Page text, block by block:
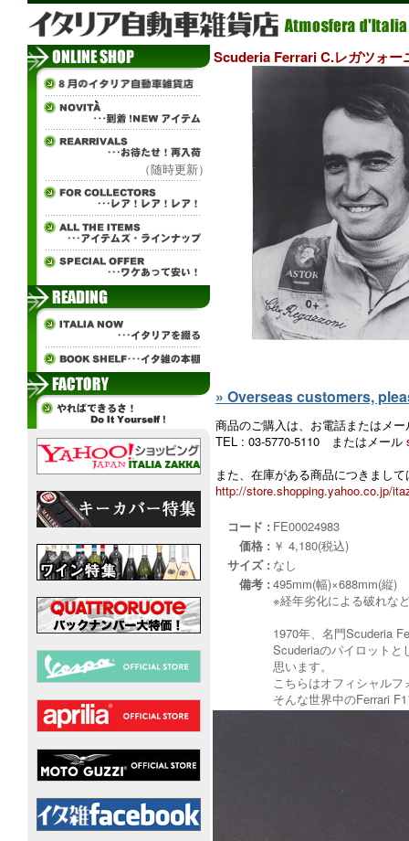
（随時更新）
Scuderia Ferrari C.レガツォー
» Overseas customers,
商品のご購入は、お電話またはメ
TEL : 03-5770-5110 またはメール
また、在庫がある商品につきまし
http://store.shopping.yahoo.co.jp/
コード : FE00024983
価格 : ￥ 4,180(税込)
サイズ : なし
備考 : 495mm(幅)×688mm(縦)
※経年劣化による破れな
1970年、名門Scuderia
Scuderiaのパイロットと
思います。
こちらはオフィシャル
そんな世界中のFerrari